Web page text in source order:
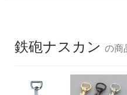
ッ
ト・
鉄砲ナスカン の商